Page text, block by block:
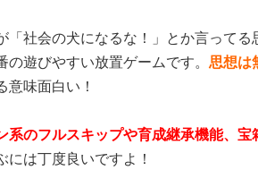
「社会の犬になるな！」とか言って
の遊びやすい放置ゲームです。 思想は
意味面白い！
系のフルスキップや育成継承機能、宝
には丁度良いですよ！